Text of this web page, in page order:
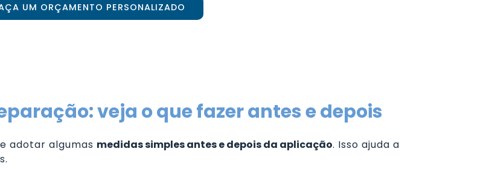
UM ORÇAMENTO PERSONALIZADO
veja o que fazer antes e depois
adotar algumas medidas simples antes e depois da aplicação. Isso ajuda a